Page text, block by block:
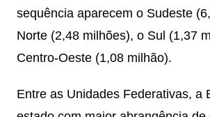
sequência aparecem o Sudeste
Norte (2,48 milhões), o Sul (1,37
Centro-Oeste (1,08 milhão).
Entre as Unidades Federativas, a